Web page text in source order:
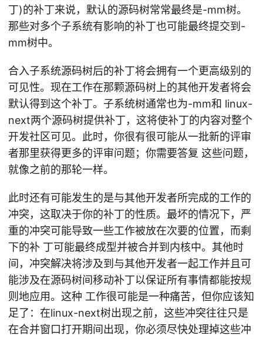
丁)的补丁来说，默认的源码树常常最终是-mm树。
那些对多个子系统有影响的补丁也可能最终提交到-
mm树中。
合入子系统源码树后的补丁将会拥有一个更高级别的
可见性。现在工作在那颗源码树上的其他开发者将会
默认得到这个补丁。子系统树通常也为-mm和 linux-
next两个源码树提供补丁，这将使补丁的内容对整个
开发社区可见。此时，你很有很可能从一批新的评审
者那里获得更多的评审问题；你需要答复 这些问题，
就像之前的那轮一样。
此时还有可能发生的是与其他开发者所完成的工作的
冲突，这取决于你的补丁的性质。最坏的情况下，严
重的冲突可能导致一些工作被放在次要的位置，而剩
下的补 丁可能最终成型并被合并到内核中。其他时
间，冲突解决将涉及到与其他开发者一起工作并且可
能涉及在源码树间移动补丁以保证所有事情都能按规
则地应用。这种 工作很可能是一种痛苦，但你应该知
足了：在linux-next树出现之前，这些冲突往往只是
在合并窗口打开期间出现，你必须尽快处理掉这些冲